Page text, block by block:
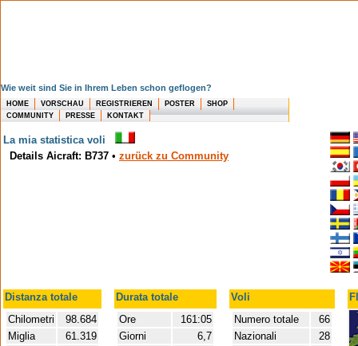
Wie weit sind Sie in Ihrem Leben schon geflogen?
HOME VORSCHAU REGISTRIEREN POSTER
SHOP
COMMUNITY
PRESSE KONTAKT
La mia statistica voli
Details Aicraft: B737 • zurück zu Community
Distanza totale Durata totale Voli
Chilometri
98.684
Miglia
61.319
Ore
161:05
Giorni
6,7
Numero totale
66
Nazionali
28